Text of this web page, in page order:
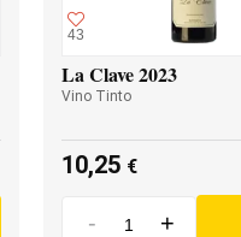
43
La Clave 2023
Vino Tinto
10,25 €
- +